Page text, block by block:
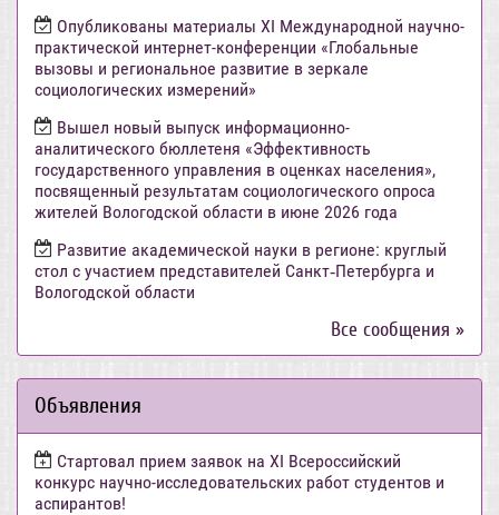
Опубликованы материалы XI Международной научно-
практической интернет-конференции «Глобальные
вызовы и региональное развитие в зеркале
социологических измерений»
Вышел новый выпуск информационно-
аналитического бюллетеня «Эффективность
государственного управления в оценках населения»,
посвященный результатам социологического опроса
жителей Вологодской области в июне 2026 года
Развитие академической науки в регионе: круглый
стол с участием представителей Санкт‑Петербурга и
Вологодской области
Все сообщения »
Объявления
Стартовал прием заявок на XI Всероссийский
конкурс научно-исследовательских работ студентов и
аспирантов!